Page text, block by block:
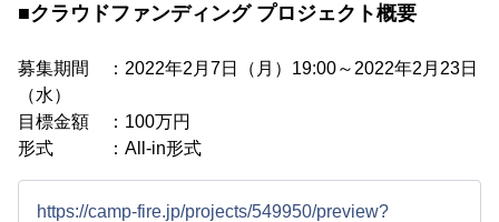
■クラウドファンディング プロジェクト概要
募集期間 ：2022年2月7日（月）19:00～2022年2月23日
（水）
目標金額 ：100万円
形式 ：All-in形式
https://camp-fire.jp/projects/549950/preview?